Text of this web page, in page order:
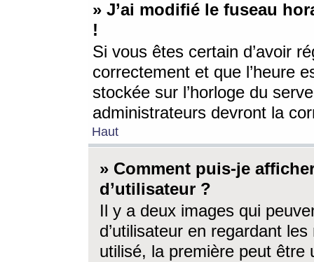
» J’ai modifié le fuseau
!
Si vous êtes certain d’avoir
correctement et que l’heure
stockée sur l’horloge du
administrateurs devront la
Haut
» Comment puis-je
d’utilisateur ?
Il y a deux images qui
d’utilisateur en regardant
utilisé, la première peut être